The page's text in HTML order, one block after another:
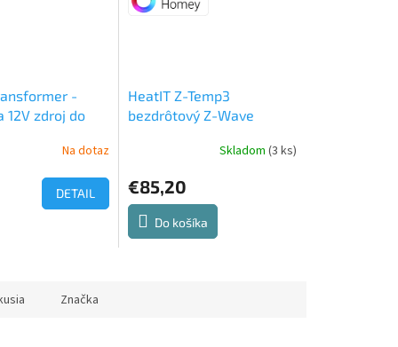
-
12V zdroj do
Na dotaz
DETAIL
HeatIT Z-Temp3
bezdrôtový Z-Wave
Skladom (3 ks)
€85,20
Do košíka
Značka